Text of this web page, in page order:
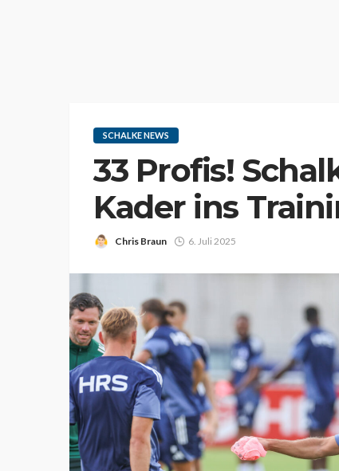
SCHALKE NEWS
33 Profis!
Kader ins
Chris Braun 6. Juli 2025